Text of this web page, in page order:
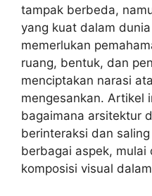
tampak berbeda,
yang kuat dalam
memerlukan
ruang, bentuk, dan
menciptakan narasi
mengesankan. Artikel
bagaimana arsitektur
berinteraksi dan
berbagai aspek, mulai
komposisi visual